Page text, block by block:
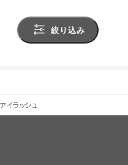
絞り込み
アイラッシュ